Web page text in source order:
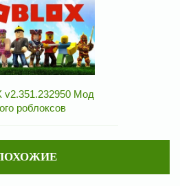
v2.351.232950 Мод
роблоксов